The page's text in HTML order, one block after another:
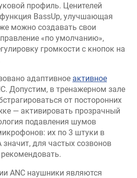
профиль. Ценителей
BassUp, улучшающая
можно создавать свои
«по умолчанию»,
громкости с кнопок на
адаптивное активное
Допустим, в тренажерном зале
от посторонних
— активировать прозрачный
подавления шумов
их по 3 штуки в
для частых созвонов
ANC наушники являются